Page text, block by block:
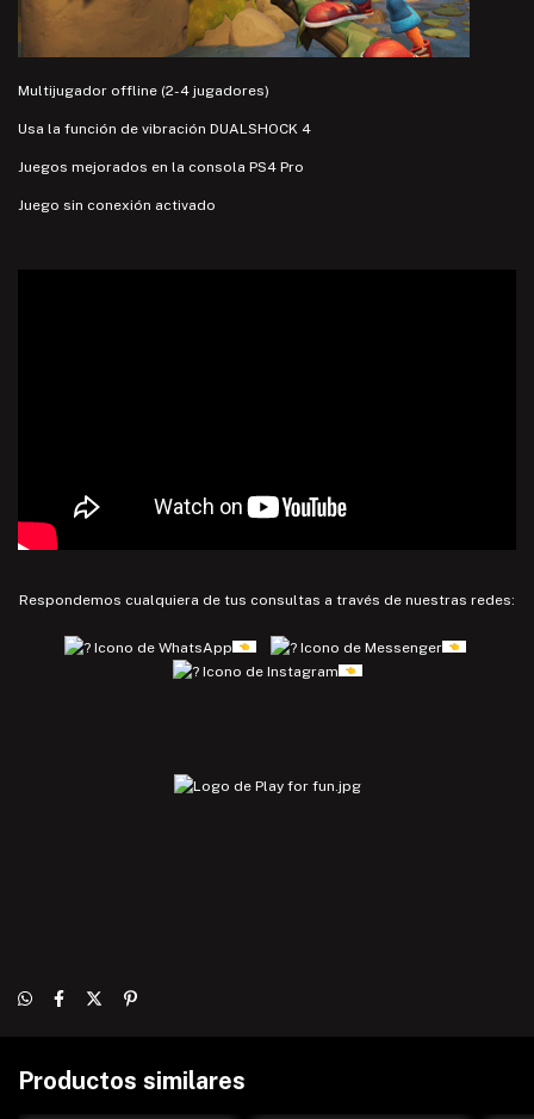
Multijugador offline (2-4 jugadores)
Usa la función de vibración DUALSHOCK 4
Juegos mejorados en la consola PS4 Pro
Juego sin conexión activado
Respondemos cualquiera de tus consultas a través de nuestras redes:
Productos similares